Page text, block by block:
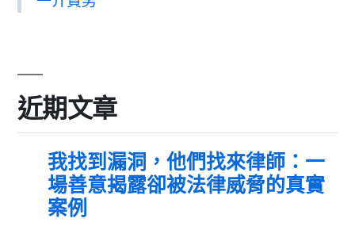
近期文章
我找到漏洞，他們找來律師：一
場善意揭露卻被法律威脅的真實
案例